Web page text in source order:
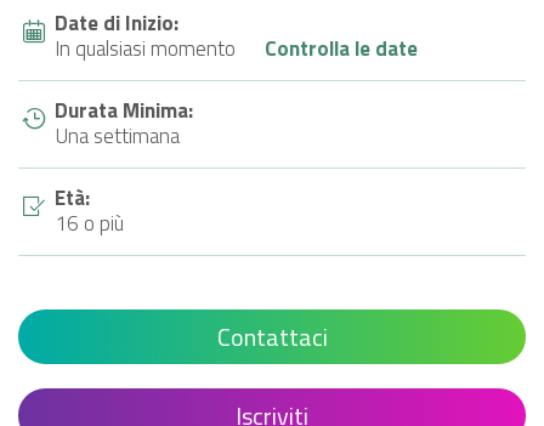
Date di Inizio:
In qualsiasi momento
Controlla le date
Durata Minima:
Una settimana
Età:
16 o più
Contattaci
Iscriviti